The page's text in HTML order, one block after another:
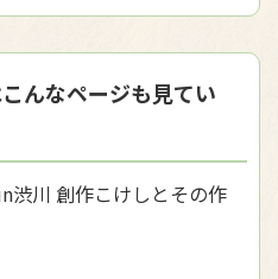
んなページも見てい
渋川 創作こけしとその作